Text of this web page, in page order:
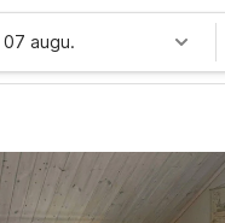
07 augu.